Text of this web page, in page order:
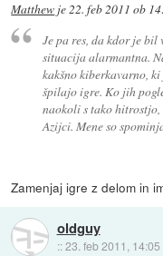
Matthew je22. feb 2011 ob
Je pa res, da kdor je
situacija alarmantna.
kakšno kiberkavarno,
špilajo igre. Ko jih
naokoli s tako
Azijci. Mene so
Zamenjaj igre z delom in
oldguy
::23. feb 2011, 14:05